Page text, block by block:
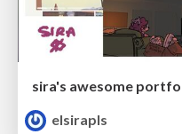
elsirapls